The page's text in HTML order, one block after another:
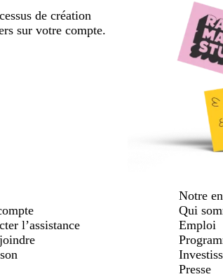
de création
sur votre compte.
l’assistance
Notre
Qui
Emploi
Presse